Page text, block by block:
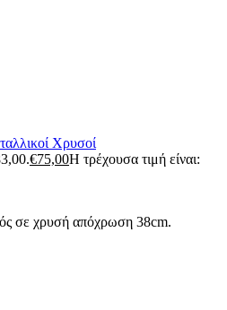
Χρυσοί
€75,00Η τρέχουσα τιμή είναι:
σε χρυσή απόχρωση 38cm.